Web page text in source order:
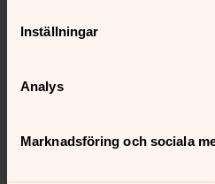
Inställningar
Analys
Marknadsföring och sociala